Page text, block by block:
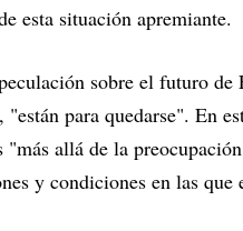
esta situación apremiante.
sobre el futuro
para quedarse". En
allá de la
y condiciones en las